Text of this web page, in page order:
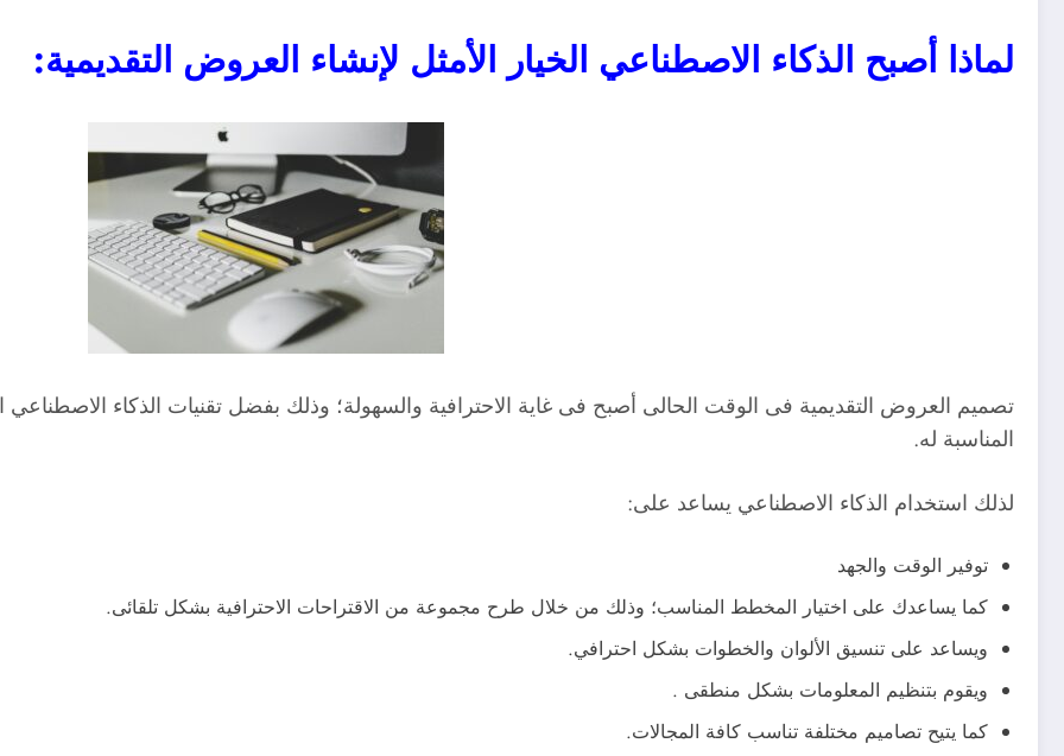
لماذا أصبح الذكاء الاصطناعي الخيار الأمثل لإنشاء العروض التقديمية:
تصميم العروض التقديمية فى الوقت الحالى أصبح فى غاية الاحترافية والسهولة؛ وذلك بفضل تقنيات الذكاء الاصطناعي
المناسبة له.
لذلك استخدام الذكاء الاصطناعي يساعد على:
توفير الوقت والجهد
كما يساعدك على اختيار المخطط المناسب؛ وذلك من خلال طرح مجموعة من الاقتراحات الاحترافية بشكل تلقائى.
ويساعد على تنسيق الألوان والخطوات بشكل احترافي.
ويقوم بتنظيم المعلومات بشكل منطقى .
كما يتيح تصاميم مختلفة تناسب كافة المجالات.